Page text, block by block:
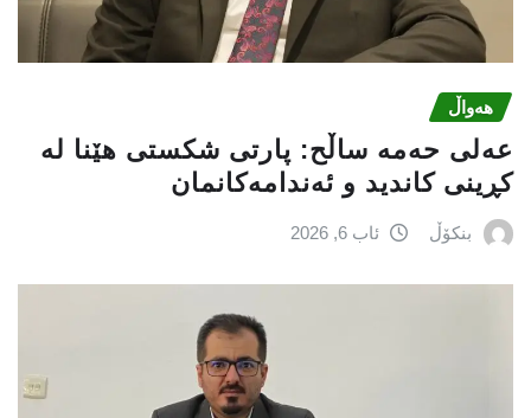
هەواڵ
عه‌لی‌ حه‌مه‌ ساڵح: پارتی‌ شكستی‌ هێنا له‌
كڕینی‌ كاندید و ئه‌ندامه‌كانمان
بنکۆڵ ئاب 6, 2026